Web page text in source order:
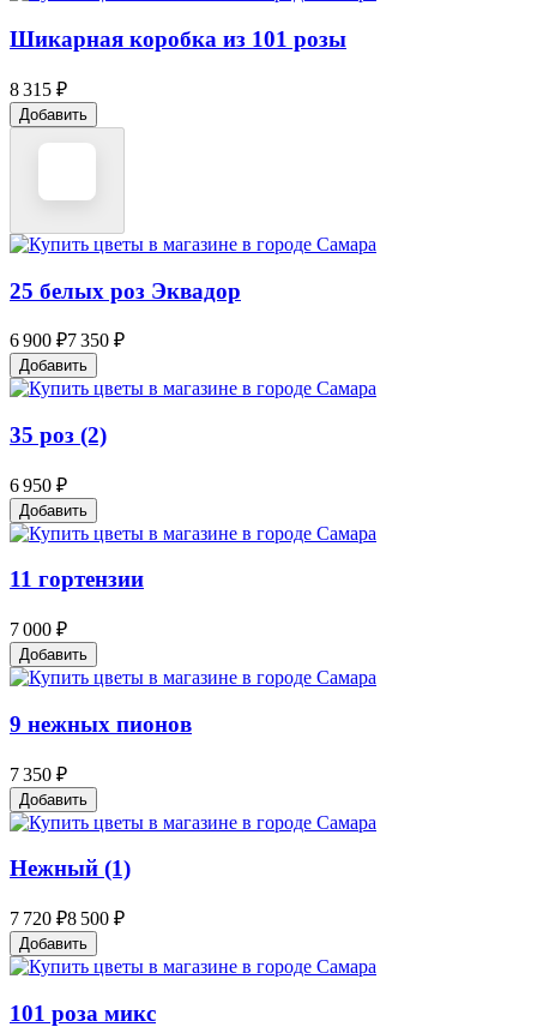
Шикарная коробка из 101 розы
8 315 ₽
Добавить
25 белых роз Эквадор
6 900 ₽7 350 ₽
Добавить
35 роз (2)
6 950 ₽
Добавить
11 гортензии
7 000 ₽
Добавить
9 нежных пионов
7 350 ₽
Добавить
Нежный (1)
7 720 ₽8 500 ₽
Добавить
101 роза микс